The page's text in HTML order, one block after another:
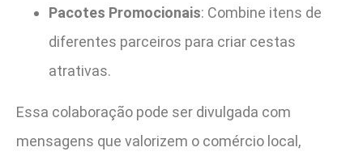
Pacotes Promocionais: Combine itens de
diferentes parceiros para criar cestas
atrativas.
Essa colaboração pode ser divulgada com
mensagens que valorizem o comércio local,